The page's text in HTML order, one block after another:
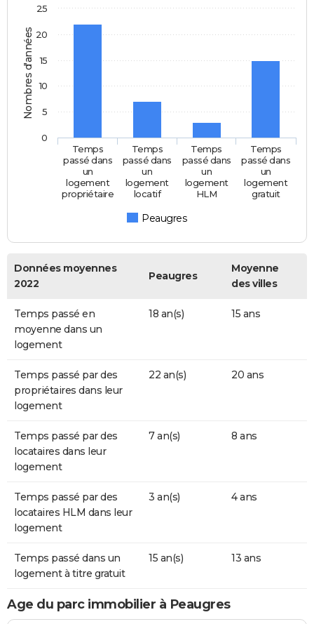
Nombres d'années
Peaugres
Temps
passé dans
un
logement
propriétaire
Temps
passé dans
un
logement
locatif
Temps
passé dans
un
logement
HLM
Temps
passé dans
un
logement
gratuit
0
5
10
15
20
25
Données moyennes
2022
Peaugres
Moyenne
des villes
Temps passé en
moyenne dans un
logement
18 an(s) 15 ans
Temps passé par des
propriétaires dans leur
logement
22 an(s) 20 ans
Temps passé par des
locataires dans leur
logement
7 an(s) 8 ans
Temps passé par des
locataires HLM dans leur
logement
3 an(s) 4 ans
Temps passé dans un
logement à titre gratuit
15 an(s) 13 ans
Age du parc immobilier à Peaugres